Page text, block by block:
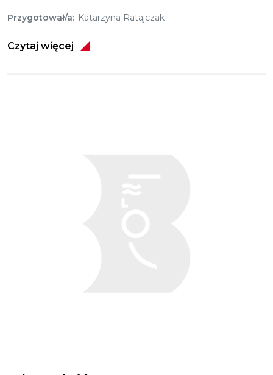
Przygotował/a Katarzyna Ratajczak
Czytaj więcej